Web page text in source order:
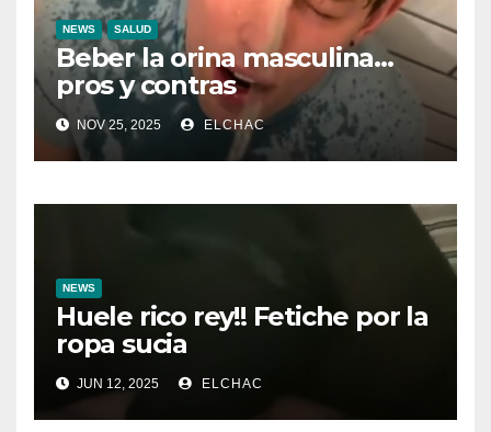
NEWS SALUD
Beber la orina masculina…
pros y contras
NOV 25, 2025 ELCHAC
NEWS
Huele rico rey!! Fetiche por la
ropa sucia
JUN 12, 2025 ELCHAC